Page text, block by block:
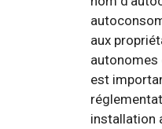
aux
autonomes
est
installation